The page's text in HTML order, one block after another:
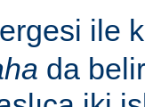
ile
da